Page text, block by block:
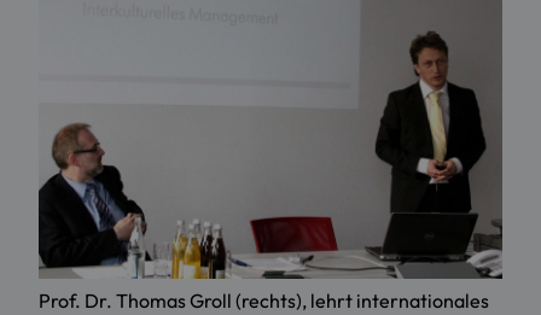
Prof. Dr. Thomas Groll (rechts), lehrt internationales